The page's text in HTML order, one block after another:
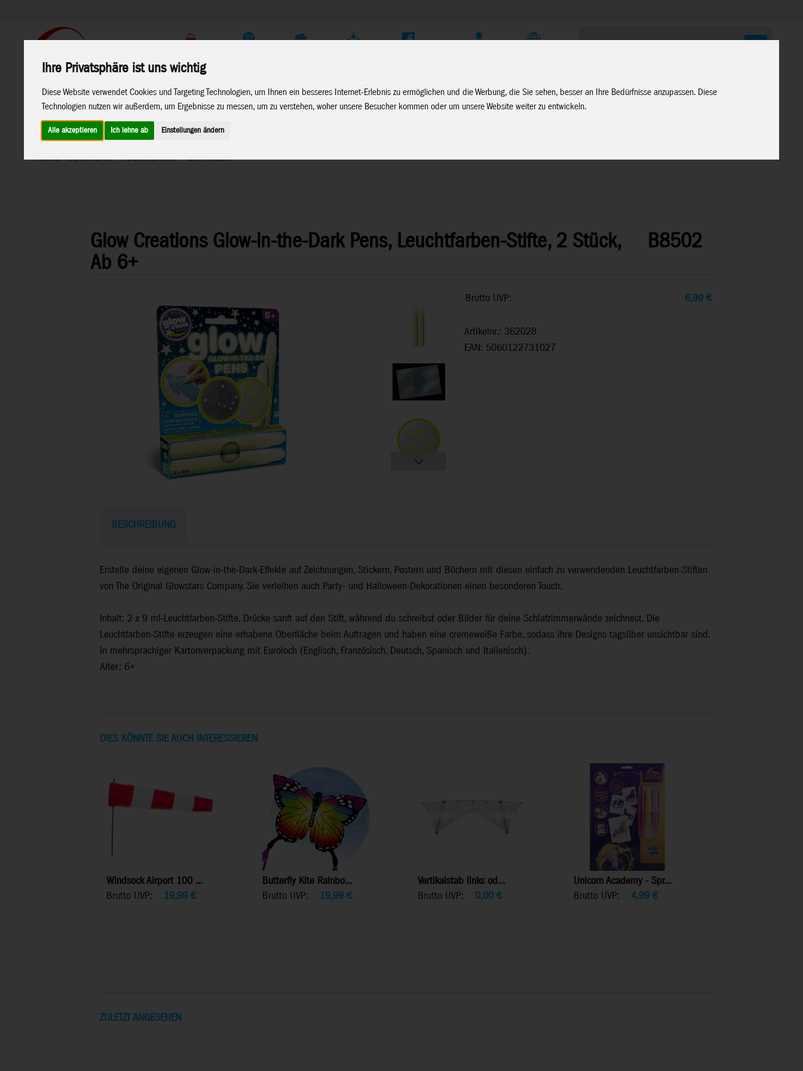
Ihre Privatsphäre ist uns wichtig
Diese Website verwendet Cookies und Targeting Technologien, um Ihnen ein besseres Internet-Erlebnis zu ermöglichen und die Werbung, die Sie sehen, besser an Ihre Bedürfnisse anzupassen. Diese
Technologien nutzen wir außerdem, um Ergebnisse zu messen, um zu verstehen, woher unsere Besucher kommen oder um unsere Website weiter zu entwickeln.
Alle akzeptieren Ich lehne ab Einstellungen ändern
Home Marken
Home>Spielwaren>Kreativartikel>Glow Stars
Glow Creations Glow-in-the-Dark Pens, Leuchtfarben-Stifte, 2 Stück,
Ab 6+
B8502
Brutto UVP: 6,99€
Artikelnr.: 362028
EAN: 5060122731027
BESCHREIBUNG
Erstelle deine eigenen Glow-in-the-Dark-Effekte auf Zeichnungen, Stickern, Postern und Büchern mit diesen einfach zu verwendenden Leuchtfarben-Stiften
von The Original Glowstars Company. Sie verleihen auch Party- und Halloween-Dekorationen einen besonderen Touch.
Inhalt: 2 x 9 ml-Leuchtfarben-Stifte. Drücke sanft auf den Stift, während du schreibst oder Bilder für deine Schlafzimmerwände zeichnest. Die
Leuchtfarben-Stifte erzeugen eine erhabene Oberfläche beim Auftragen und haben eine cremeweiße Farbe, sodass ihre Designs tagsüber unsichtbar sind.
In mehrsprachiger Kartonverpackung mit Euroloch (Englisch, Französisch, Deutsch, Spanisch und Italienisch).
Alter: 6+
DIES KÖNNTE SIE AUCH INTERESSIEREN
Windsock Airport 100 ...
Brutto UVP:
19,99 €
Butterfly Kite Rainbo...
Brutto UVP:
19,99€
Vertikalstab links od...
Brutto UVP:
0,00 €
Unicorn Academy - Spr...
Brutto UVP:
4,99€
ZULETZT ANGESEHEN